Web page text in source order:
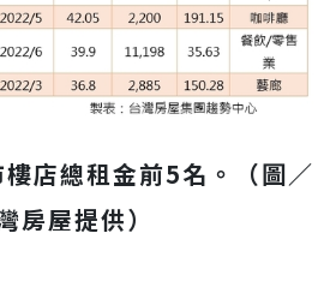
店總租金前5名 。（圖／
房屋提供）